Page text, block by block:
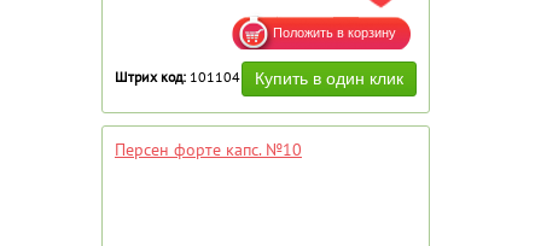
Штрих код: 101104
Персен форте капс. №10